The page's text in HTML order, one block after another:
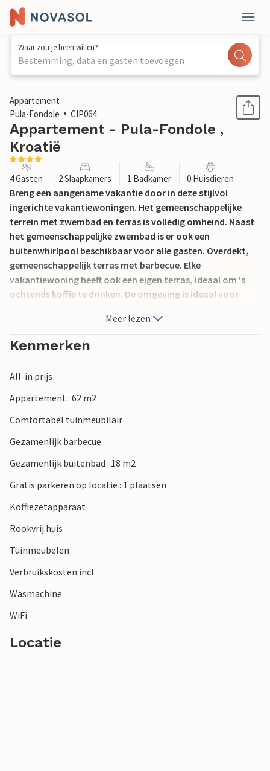
Waar zou je heen willen?
Bestemming, data en gasten toevoegen
1 / 25
Appartement
Pula-Fondole
CIP064
Appartement - Pula-Fondole ,
Kroatië
4 Gasten 2 Slaapkamers 1 Badkamer 0 Huisdieren
Breng een aangename vakantie door in deze stijlvol
ingerichte vakantiewoningen. Het gemeenschappelijke
terrein met zwembad en terras is volledig omheind. Naast
het gemeenschappelijke zwembad is er ook een
buitenwhirlpool beschikbaar voor alle gasten. Overdekt,
gemeenschappelijk terras met barbecue. Elke
vakantiewoning heeft ook een eigen terras, ideaal om 's
ochtends koffie te drinken. De omgeving is ideaal voor
vinden in Valbandon. Het stadje Faana en de mooie
promenade langs het water met restaurants en cafés en de
vertrekhaven voor het Brijuni Nationaal Park zijn ook een
Meer lezen
Kenmerken
All-in prijs
Appartement : 62 m2
Comfortabel tuinmeubilair
Gezamenlijk barbecue
Gezamenlijk buitenbad : 18 m2
Gratis parkeren op locatie : 1 plaatsen
Koffiezetapparaat
Rookvrij huis
Tuinmeubelen
Verbruikskosten incl.
Wasmachine
WiFi
Locatie